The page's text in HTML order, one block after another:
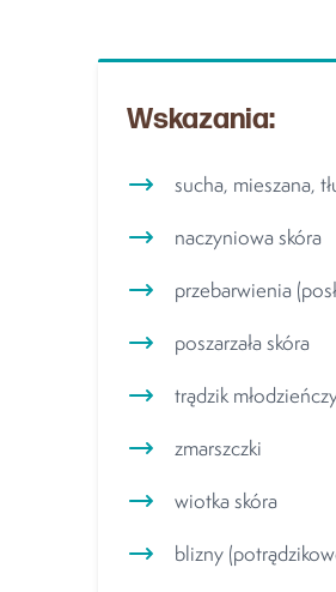
Wskazania:
sucha, mieszana,
naczyniowa skóra
przebarwienia
poszarzała skóra
trądzik
zmarszczki
wiotka skóra
blizny